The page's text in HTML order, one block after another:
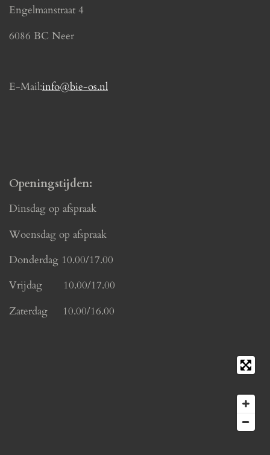
o
r
m
Engelmanstraat 4
6086 BC Neer
E-Mail:info@bie-os.nl
Openingstijden:
Dinsdag op afspraak
Woensdag op afspraak
Donderdag 10.00/17.00
Vrijdag 10.00/17.00
Zaterdag 10.00/16.00